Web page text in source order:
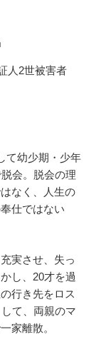
人2世被害者
て幼少期・少年
会。脱会の理
なく、人生の
仕ではない
実させ、失っ
し、20才を過
行き先をロス
て、両親のマ
家離散。